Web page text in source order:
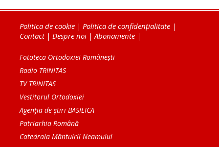
Politica de cookie | Politica de confidențialitate |
Contact| Despre noi |Abonamente |
Fototeca Ortodoxiei Românești
Radio TRINITAS
TV TRINITAS
Vestitorul Ortodoxiei
Agenţia de ştiri BASILICA
Patriarhia Română
Catedrala Mântuirii Neamului